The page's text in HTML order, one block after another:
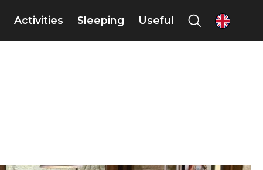
Activities Sleeping Useful en